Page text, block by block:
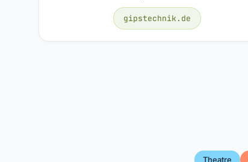
gipstechnik.de
Theatre